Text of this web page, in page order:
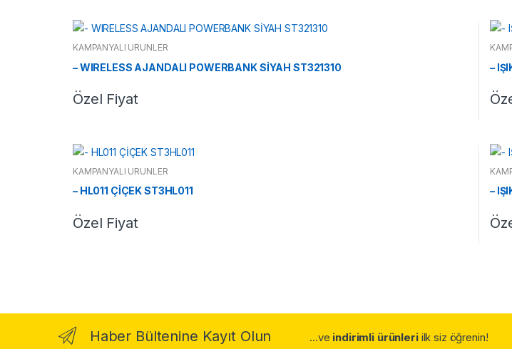
KAMPANYALI ÜRÜNLER
– WIRELESS AJANDALI POWERBANK SİYAH ST321310
Özel Fiyat
–
KAMPANYALI ÜRÜNLER
– HL011 ÇİÇEK ST3HL011
Özel Fiyat
–
Haber Bültenine Kayıt Olun ...ve indirimli ürünleriilk siz öğrenin!